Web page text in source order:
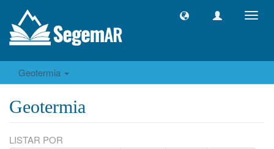
Geotermia
Geotermia
LISTAR POR